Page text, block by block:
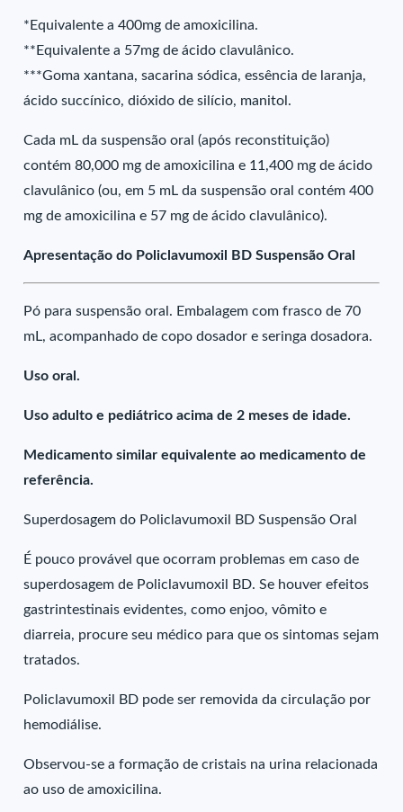
*Equivalente a 400mg de amoxicilina.
**Equivalente a 57mg de ácido clavulânico.
***Goma xantana, sacarina sódica, essência de laranja,
ácido succínico, dióxido de silício, manitol.
Cada mL da suspensão oral (após reconstituição)
contém 80,000 mg de amoxicilina e 11,400 mg de ácido
clavulânico (ou, em 5 mL da suspensão oral contém 400
mg de amoxicilina e 57 mg de ácido clavulânico).
Apresentação do Policlavumoxil BD Suspensão Oral
Pó para suspensão oral. Embalagem com frasco de 70
mL, acompanhado de copo dosador e seringa dosadora.
Uso oral.
Uso adulto e pediátrico acima de 2 meses de idade.
Medicamento similar equivalente ao medicamento de
referência.
Superdosagem do Policlavumoxil BD Suspensão Oral
É pouco provável que ocorram problemas em caso de
superdosagem de Policlavumoxil BD. Se houver efeitos
gastrintestinais evidentes, como enjoo, vômito e
diarreia, procure seu médico para que os sintomas sejam
tratados.
Policlavumoxil BD pode ser removida da circulação por
hemodiálise.
Observou-se a formação de cristais na urina relacionada
ao uso de amoxicilina.